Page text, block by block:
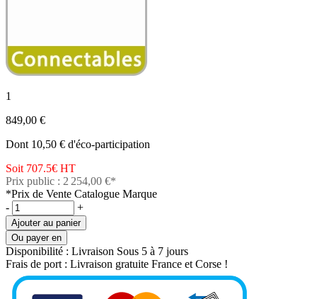
1
849,00 €
Dont 10,50 € d'éco-participation
Soit 707.5€ HT
Prix public : 2 254,00 €*
*Prix de Vente Catalogue Marque
-
+
Ajouter au panier
Ou payer en
Disponibilité : Livraison Sous 5 à 7 jours
Frais de port : Livraison gratuite France et Corse !